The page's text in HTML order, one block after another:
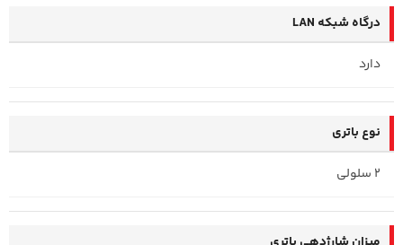
درگاه شبکه LAN
دارد
نوع باتری
2 سلولی